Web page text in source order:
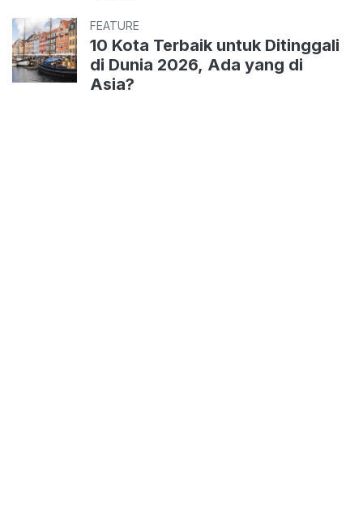
FEATURE
10 Kota Terbaik untuk Ditinggali
di Dunia 2026, Ada yang di
Asia?